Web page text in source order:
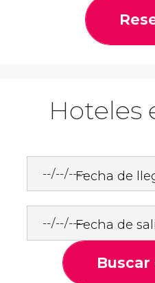
Hoteles
Fecha de
Fecha de